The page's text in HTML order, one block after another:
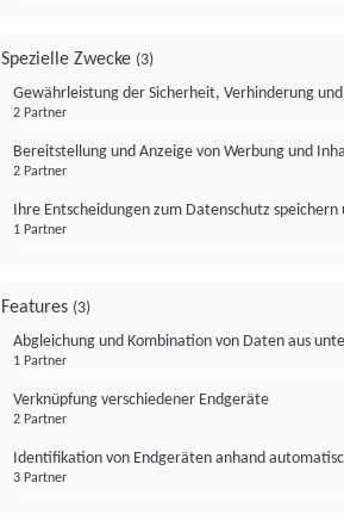
Spezielle Zwecke (3)
Gewährleistung der Sicherheit, Verhinderung
2 Partner
Bereitstellung und Anzeige von Werbung und
2 Partner
Ihre Entscheidungen zum Datenschutz
1 Partner
Features (3)
Abgleichung und Kombination von Daten aus
1 Partner
Verknüpfung verschiedener Endgeräte
2 Partner
Identifikation von Endgeräten anhand
3 Partner